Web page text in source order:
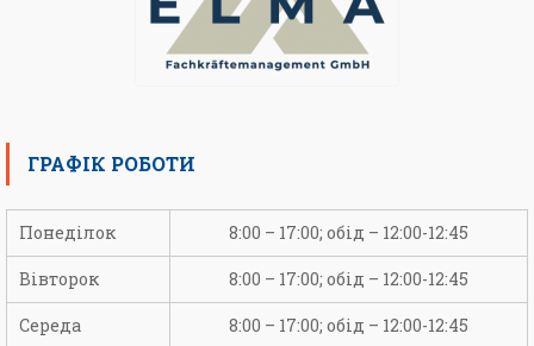
ГРАФІК РОБОТИ
Понеділок 8:00 – 17:00; обід – 12:00-12:45
Вівторок 8:00 – 17:00; обід – 12:00-12:45
Середа 8:00 – 17:00; обід – 12:00-12:45